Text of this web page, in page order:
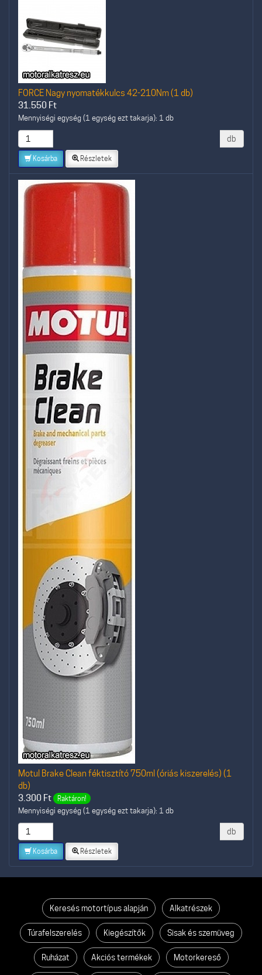
FORCE Nagy nyomatékkulcs 42-210Nm (1 db)
31.550 Ft
Mennyiségi egység (1 egység ezt takarja): 1 db
db
Kosárba Részletek
Motul Brake Clean féktisztító 750ml (óriás kiszerelés) (1
db)
3.300 Ft Raktáron!
Mennyiségi egység (1 egység ezt takarja): 1 db
db
Kosárba Részletek
Keresés motortípus alapján Alkatrészek
Túrafelszerelés Kiegészítők Sisak és szemüveg
Ruházat Akciós termékek Motorkereső